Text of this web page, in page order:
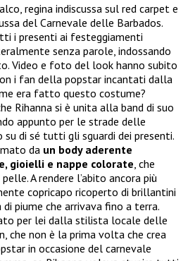
regina indiscussa sul red carpet e
del Carnevale delle Barbados.
i presenti ai festeggiamenti
senza parole, indossando
Video e foto del look hanno subito
i fan della popstar incantati dalla
era fatto questo costume?
Rihanna si è unita alla band di suo
appunto per le strade delle
su di sé tutti gli sguardi dei presenti.
da un body aderente
gioielli e nappe colorate , che
A rendere l’abito ancora più
copricapo ricoperto di brillantini
piume che arrivava fino a terra.
per lei dalla stilista locale delle
che non è la prima volta che crea
in occasione del carnevale